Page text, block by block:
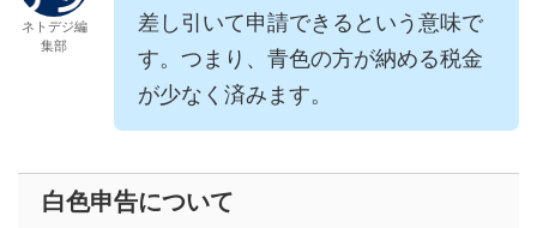
ネトデジ編
集部
差し引いて申請できるという意味で
す。つまり、青色の方が納める税金
が少なく済みます。
白色申告について